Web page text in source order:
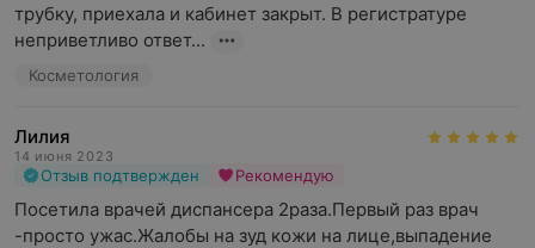
трубку, приехала и кабинет закрыт. В регистратуре
неприветливо ответ...
Косметология
Лилия
14 июня 2023
Отзыв подтвержден Рекомендую
Посетила врачей диспансера 2раза.Первый раз врач
-просто ужас.Жалобы на зуд кожи на лице,выпадение